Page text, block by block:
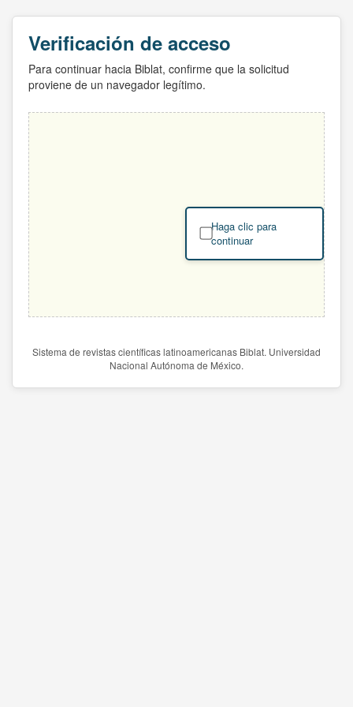
Verificación de acceso
Para continuar hacia Biblat, confirme que la solicitud
proviene de un navegador legítimo.
Haga clic para
continuar
Sistema de revistas científicas latinoamericanas Biblat. Universidad
Nacional Autónoma de México.